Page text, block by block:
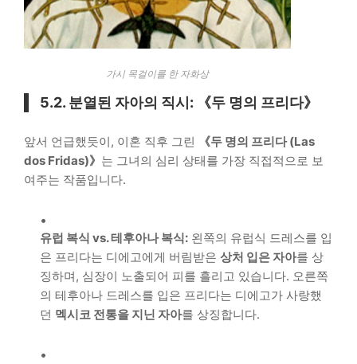
가시 목걸이를 한 자화상
5.2. 분열된 자아의 직시: 《두 명의 프리다》
앞서 언급했듯이, 이혼 직후 그린
《두 명의 프리다 (Las
dos Fridas)》 는 그녀의 심리 상태를 가장 직접적으로 보
여주는 작품입니다.
유럽 복식 vs. 테후아나 복식: 왼쪽의 유럽식 드레스를 입
은 프리다는 디에고에게 버림받은 상처 입은 자아를 상
징하며, 심장이 노출되어 피를 흘리고 있습니다. 오른쪽
의 테후아나 드레스를 입은 프리다는 디에고가 사랑했
던 멕시코 전통을 지닌 자아를 상징합니다.